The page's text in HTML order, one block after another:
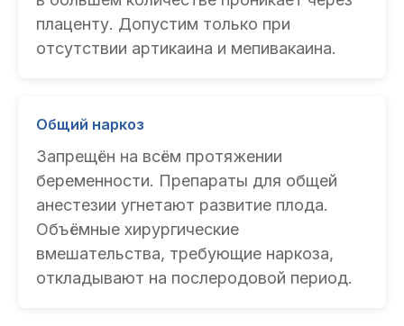
плаценту. Допустим только при
отсутствии артикаина и мепивакаина.
Общий наркоз
Запрещён на всём протяжении
беременности. Препараты для общей
анестезии угнетают развитие плода.
Объёмные хирургические
вмешательства, требующие наркоза,
откладывают на послеродовой период.